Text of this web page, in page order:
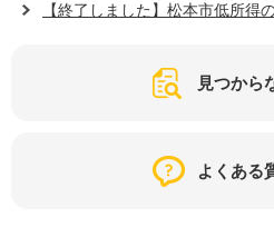
【終了しました】松本市低所得
見つから
よくある